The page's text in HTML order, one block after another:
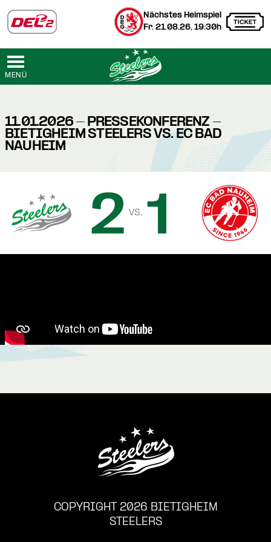
Nächstes Heimspiel
Fr. 21.08.26, 19:30h
MENÜ
11.01.2026 - PRESSEKONFERENZ -
BIETIGHEIM STEELERS VS. EC BAD
NAUHEIM
2 vs. 1
COPYRIGHT 2026 BIETIGHEIM
STEELERS